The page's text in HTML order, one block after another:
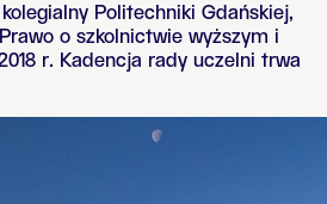
Politechniki Gdańskiej,
o szkolnictwie wyższym i
r. Kadencja rady uczelni trwa